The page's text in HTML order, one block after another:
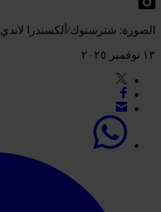
الصورة: شترستوك/ألكسندرا لاندي
١٣ نوفمبر ٢٠٢٥